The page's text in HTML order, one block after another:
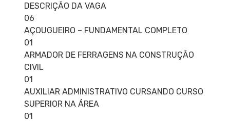
DESCRIÇÃO DA VAGA
06
AÇOUGUEIRO – FUNDAMENTAL COMPLETO
01
ARMADOR DE FERRAGENS NA CONSTRUÇÃO
CIVIL
01
AUXILIAR ADMINISTRATIVO CURSANDO CURSO
SUPERIOR NA ÁREA
01